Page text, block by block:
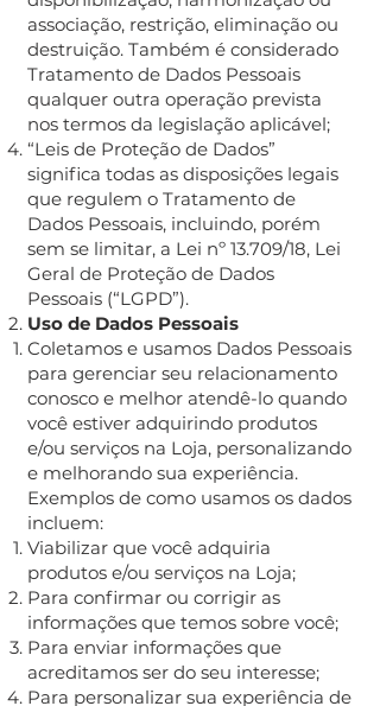
associação, restrição, eliminação ou
destruição. Também é considerado
Tratamento de Dados Pessoais
qualquer outra operação prevista
nos termos da legislação aplicável;
“Leis de Proteção de Dados”
significa todas as disposições legais
que regulem o Tratamento de
Dados Pessoais, incluindo, porém
sem se limitar, a Lei nº 13.709/18, Lei
Geral de Proteção de Dados
Pessoais (“LGPD”).
Uso de Dados Pessoais
Coletamos e usamos Dados Pessoais
para gerenciar seu relacionamento
conosco e melhor atendê-lo quando
você estiver adquirindo produtos
e/ou serviços na Loja, personalizando
e melhorando sua experiência.
Exemplos de como usamos os dados
incluem:
Viabilizar que você adquiria
produtos e/ou serviços na Loja;
Para confirmar ou corrigir as
informações que temos sobre você;
Para enviar informações que
acreditamos ser do seu interesse;
Para personalizar sua experiência de